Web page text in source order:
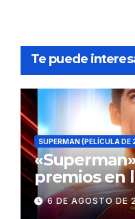
Te puede
SUPERMAN (PELÍCULA DE
premios en
de los
Awards
6 DE AGOSTO DE